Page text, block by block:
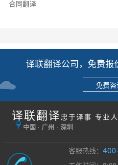
合同翻译
译联翻译公司，免费报
免费
译联翻译 忠于译事 专业
中国 · 广州 · 深圳
客服热线：